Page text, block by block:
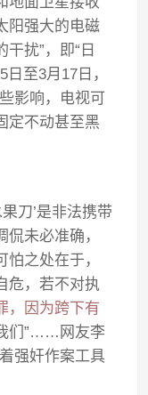
阳强大的电磁
扰”，即“日
至3月17日，
影响，电视可
定不动甚至黑
刀’是非法携带
未必准确，
之处在于，
危，若不对执
，因为跨下有
们”……网友李
强奸作案工具